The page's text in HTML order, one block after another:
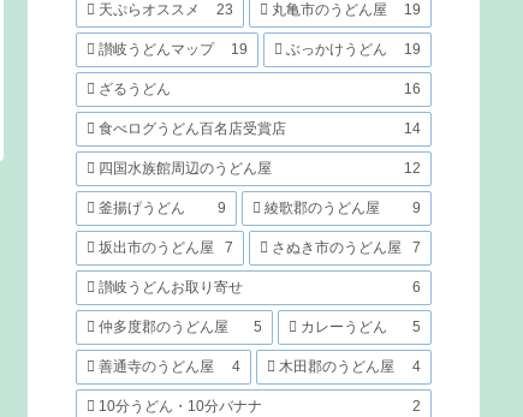
天ぷらオススメ 23 丸亀市のうどん屋 19
讃岐うどんマップ 19 ぶっかけうどん 19
ざるうどん 16
食べログうどん百名店受賞店 14
四国水族館周辺のうどん屋 12
釜揚げうどん 9 綾歌郡のうどん屋 9
坂出市のうどん屋 7 さぬき市のうどん屋 7
讃岐うどんお取り寄せ 6
仲多度郡のうどん屋 5 カレーうどん 5
善通寺のうどん屋 4 木田郡のうどん屋 4
10分うどん・10分バナナ 2